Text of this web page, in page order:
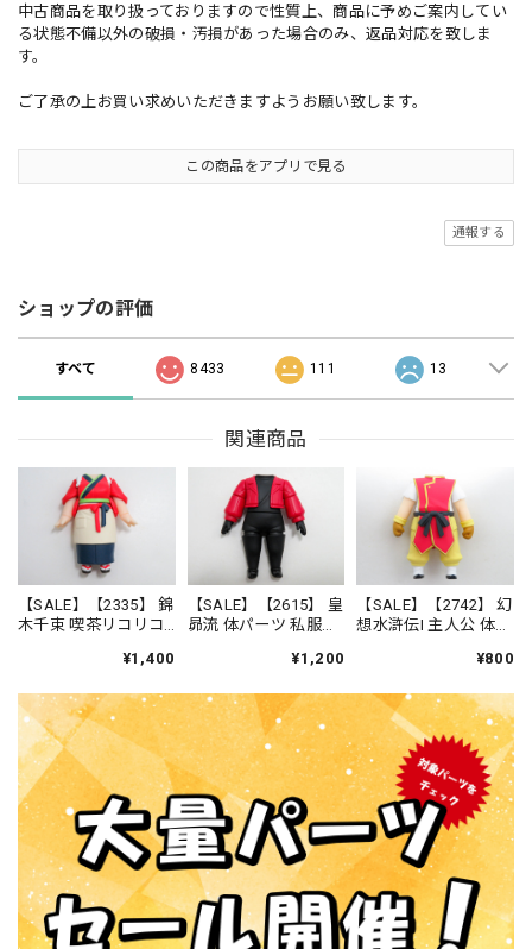
中古商品を取り扱っておりますので性質上、商品に予めご案内してい
る状態不備以外の破損・汚損があった場合のみ、返品対応を致しま
す。
ご了承の上お買い求めいただきますようお願い致します。
この商品をアプリで見る
通報する
ショップの評価
すべて 8433 111 13
関連商品
【SALE】【2335】 錦
木千束 喫茶リコリコ
フェ制服 ねんどろ
¥1,400
【SALE】【2615】 皇
昴流 体パーツ 私服
¥1,200
【SALE】【2742】 幻
想水滸伝I 主人公 体パ
¥800